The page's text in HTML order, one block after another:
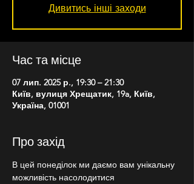
Дивитись інші заходи
Час та місце
07 лип. 2025 р., 19:30 – 21:30
Київ, вулиця Хрещатик, 19a, Київ,
Україна, 01001
Про захід
В цей понеділок ми даємо вам унікальну
можливість насолодитися